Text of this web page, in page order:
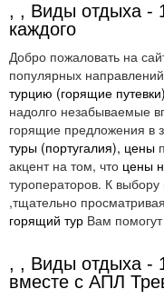
, , Виды отдыха -
каждого
Добро пожаловать на
популярных
турцию (горящие путевки)
надолго незабываемые
горящие предложения в
туры (португалия), цены
акцент на том, что цены
туроператоров. К выбору
,тщательно
горящий тур Вам
, , Виды отдыха -
вместе с АПЛ